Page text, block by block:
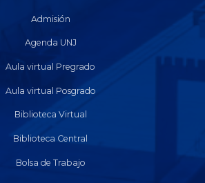
Admisión
Agenda UNJ
Aula virtual Pregrado
Aula virtual Posgrado
Biblioteca Virtual
Biblioteca Central
Bolsa de Trabajo